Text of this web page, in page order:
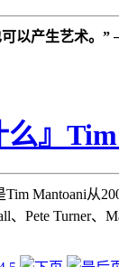
以产生艺术。”
么』
Tim Mantoani从
Pete Turner、